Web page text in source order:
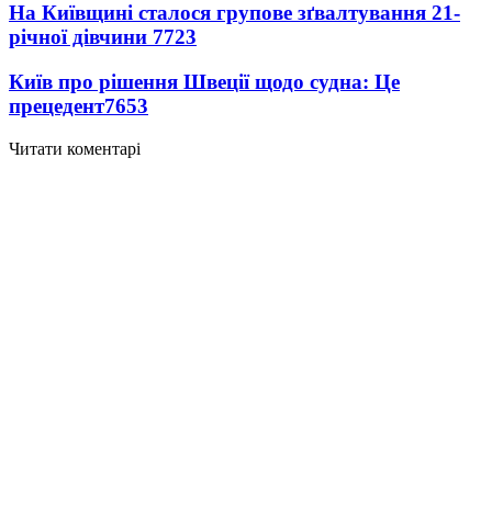
На Київщині сталося групове зґвалтування 21-
річної дівчини 7723
Київ про рішення Швеції щодо судна: Це
прецедент7653
Читати коментарі